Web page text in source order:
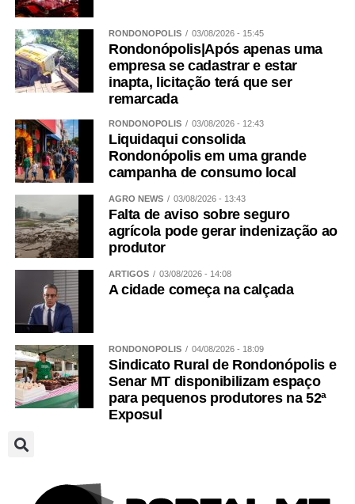
RONDONÓPOLIS 03/08/2026 - 15:45
Rondonópolis|Após apenas uma
empresa se cadastrar e estar
inapta, licitação terá que ser
remarcada
RONDONÓPOLIS 03/08/2026 - 12:43
Liquidaqui consolida
Rondonópolis em uma grande
campanha de consumo local
AGRO NEWS 03/08/2026 - 13:43
Falta de aviso sobre seguro
agrícola pode gerar indenização ao
produtor
ARTIGOS 03/08/2026 - 14:08
A cidade começa na calçada
RONDONÓPOLIS 04/08/2026 - 18:09
Sindicato Rural de Rondonópolis e
Senar MT disponibilizam espaço
para pequenos produtores na 52ª
Exposul